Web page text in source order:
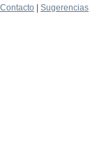
Contacto
Sugerencias